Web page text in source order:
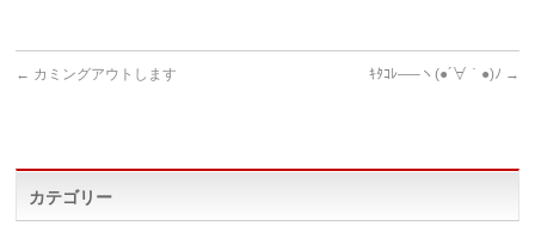
← カミングアウトします ｷﾀｺﾚ—–ヽ(●´∀｀●)ﾉ →
カテゴリー